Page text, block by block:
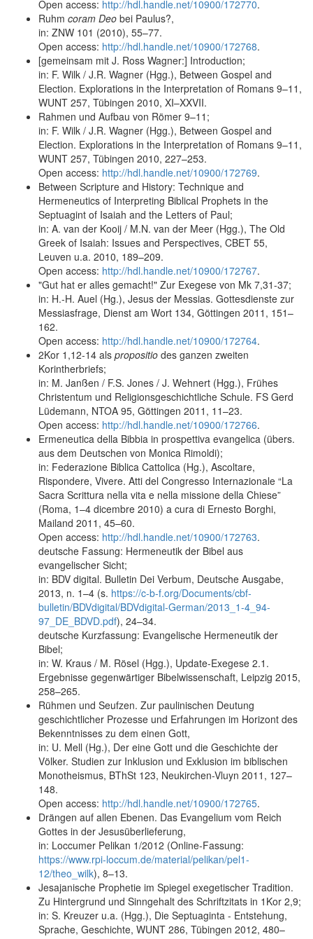
Open access: http://hdl.handle.net/10900/172770.
Ruhm coram Deo bei Paulus?,
in: ZNW 101 (2010), 55–77.
Open access: http://hdl.handle.net/10900/172768.
[gemeinsam mit J. Ross Wagner:] Introduction;
in: F. Wilk / J.R. Wagner (Hgg.), Between Gospel and
Election. Explorations in the Interpretation of Romans 9–11,
WUNT 257, Tübingen 2010, XI–XXVII.
Rahmen und Aufbau von Römer 9–11;
in: F. Wilk / J.R. Wagner (Hgg.), Between Gospel and
Election. Explorations in the Interpretation of Romans 9–11,
WUNT 257, Tübingen 2010, 227–253.
Open access: http://hdl.handle.net/10900/172769.
Between Scripture and History: Technique and
Hermeneutics of Interpreting Biblical Prophets in the
Septuagint of Isaiah and the Letters of Paul;
in: A. van der Kooij / M.N. van der Meer (Hgg.), The Old
Greek of Isaiah: Issues and Perspectives, CBET 55,
Leuven u.a. 2010, 189–209.
Open access: http://hdl.handle.net/10900/172767.
"Gut hat er alles gemacht!" Zur Exegese von Mk 7,31-37;
in: H.-H. Auel (Hg.), Jesus der Messias. Gottesdienste zur
Messiasfrage, Dienst am Wort 134, Göttingen 2011, 151–
162.
Open access: http://hdl.handle.net/10900/172764.
2Kor 1,12-14 als propositio des ganzen zweiten
Korintherbriefs;
in: M. Janßen / F.S. Jones / J. Wehnert (Hgg.), Frühes
Christentum und Religionsgeschichtliche Schule. FS Gerd
Lüdemann, NTOA 95, Göttingen 2011, 11–23.
Open access: http://hdl.handle.net/10900/172766.
Ermeneutica della Bibbia in prospettiva evangelica (übers.
aus dem Deutschen von Monica Rimoldi);
in: Federazione Biblica Cattolica (Hg.), Ascoltare,
Rispondere, Vivere. Atti del Congresso Internazionale “La
Sacra Scrittura nella vita e nella missione della Chiese”
(Roma, 1–4 dicembre 2010) a cura di Ernesto Borghi,
Mailand 2011, 45–60.
Open access: http://hdl.handle.net/10900/172763.
deutsche Fassung: Hermeneutik der Bibel aus
evangelischer Sicht;
in: BDV digital. Bulletin Dei Verbum, Deutsche Ausgabe,
2013, n. 1–4 (s. https://c-b-f.org/Documents/cbf-
bulletin/BDVdigital/BDVdigital-German/2013_1-4_94-
97_DE_BDVD.pdf), 24–34.
deutsche Kurzfassung: Evangelische Hermeneutik der
Bibel;
in: W. Kraus / M. Rösel (Hgg.), Update-Exegese 2.1.
Ergebnisse gegenwärtiger Bibelwissenschaft, Leipzig 2015,
258–265.
Rühmen und Seufzen. Zur paulinischen Deutung
geschichtlicher Prozesse und Erfahrungen im Horizont des
Bekenntnisses zu dem einen Gott,
in: U. Mell (Hg.), Der eine Gott und die Geschichte der
Völker. Studien zur Inklusion und Exklusion im biblischen
Monotheismus, BThSt 123, Neukirchen-Vluyn 2011, 127–
148.
Open access: http://hdl.handle.net/10900/172765.
Drängen auf allen Ebenen. Das Evangelium vom Reich
Gottes in der Jesusüberlieferung,
in: Loccumer Pelikan 1/2012 (Online-Fassung:
https://www.rpi-loccum.de/material/pelikan/pel1-
12/theo_wilk), 8–13.
Jesajanische Prophetie im Spiegel exegetischer Tradition.
Zu Hintergrund und Sinngehalt des Schriftzitats in 1Kor 2,9;
in: S. Kreuzer u.a. (Hgg.), Die Septuaginta - Entstehung,
Sprache, Geschichte, WUNT 286, Tübingen 2012, 480–